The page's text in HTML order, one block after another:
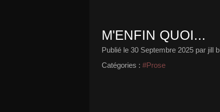
M'ENFIN QUOI...
Publié le 30 Septembre 2025 par jill
Catégories : #Prose